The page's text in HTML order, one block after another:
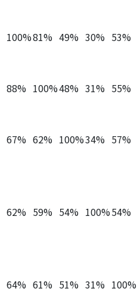
100%81% 49% 30% 53%
88% 100%48% 31% 55%
67% 62% 100%34% 57%
62% 59% 54% 100%54%
64% 61% 51% 31% 100%